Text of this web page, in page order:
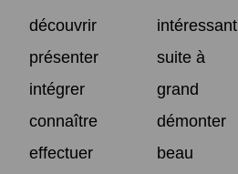
découvrir
intéressant
présenter
suite à
intégrer
grand
connaître
démonter
effectuer
beau